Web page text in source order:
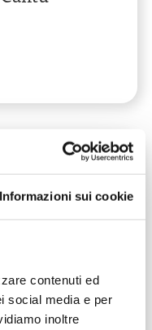
Informazioni sui cookie
contenuti ed
social media e per
inoltre
Generale